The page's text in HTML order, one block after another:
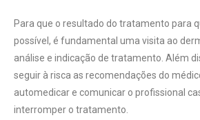
Para que o resultado do tratamento para
possível, é fundamental uma visita ao
análise e indicação de tratamento. Além
seguir à risca as recomendações do
automedicar e comunicar o profissional
interromper o tratamento.